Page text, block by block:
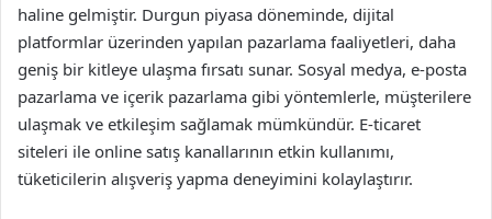
haline gelmiştir. Durgun piyasa döneminde, dijital
platformlar üzerinden yapılan pazarlama faaliyetleri, daha
geniş bir kitleye ulaşma fırsatı sunar. Sosyal medya, e-posta
pazarlama ve içerik pazarlama gibi yöntemlerle, müşterilere
ulaşmak ve etkileşim sağlamak mümkündür. E-ticaret
siteleri ile online satış kanallarının etkin kullanımı,
tüketicilerin alışveriş yapma deneyimini kolaylaştırır.